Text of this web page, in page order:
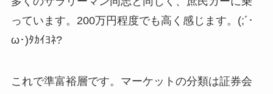
っています。200万円程度でも高く感じます。(;´･
ω･)ﾀｶｲﾖﾈ?
これで準富裕層です。マーケットの分類は証券会